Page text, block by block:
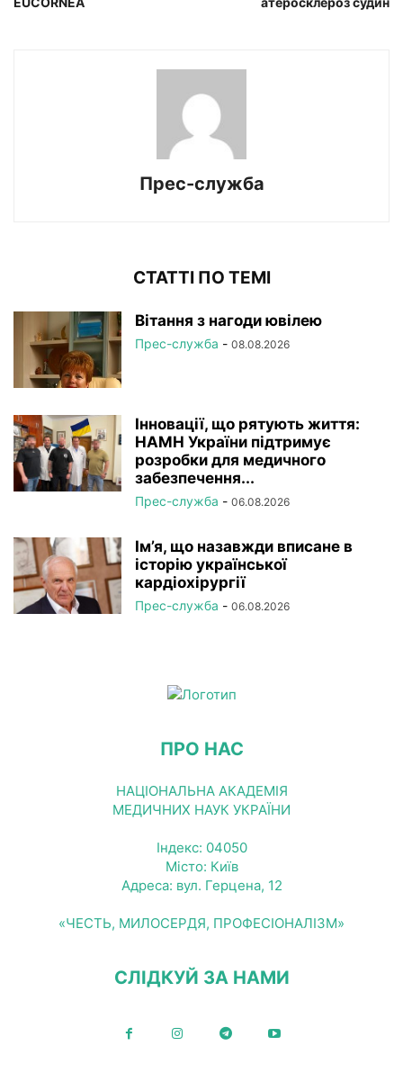
Прес-служба
СТАТТІ ПО ТЕМІ
Вітання з нагоди ювілею
Прес-служба - 08.08.2026
Інновації, що рятують життя:
НАМН України підтримує
розробки для медичного
забезпечення...
Прес-служба - 06.08.2026
Ім’я, що назавжди вписане в
історію української
кардіохірургії
Прес-служба - 06.08.2026
ПРО НАС
НАЦІОНАЛЬНА АКАДЕМІЯ
МЕДИЧНИХ НАУК УКРАЇНИ
Індекс: 04050
Місто: Київ
Адреса: вул. Герцена, 12
«ЧЕСТЬ, МИЛОСЕРДЯ, ПРОФЕСІОНАЛІЗМ»
СЛІДКУЙ ЗА НАМИ